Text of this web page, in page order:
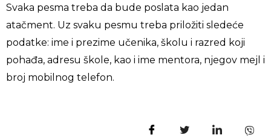
Svaka pesma treba da bude poslata kao jedan
atačment. Uz svaku pesmu treba priložiti sledeće
podatke: ime i prezime učenika, školu i razred koji
pohađa, adresu škole, kao i ime mentora, njegov mejl i
broj mobilnog telefon.